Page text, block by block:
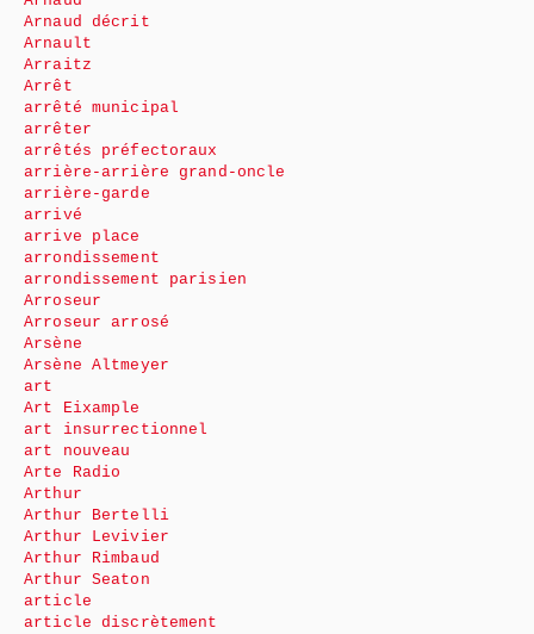
Arnaud décrit
Arnault
Arraitz
Arrêt
arrêté municipal
arrêter
arrêtés préfectoraux
arrière-arrière grand-oncle
arrière-garde
arrivé
arrive place
arrondissement
arrondissement parisien
Arroseur
Arroseur arrosé
Arsène
Arsène Altmeyer
art
Art Eixample
art insurrectionnel
art nouveau
Arte Radio
Arthur
Arthur Bertelli
Arthur Levivier
Arthur Rimbaud
Arthur Seaton
article
article discrètement